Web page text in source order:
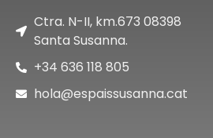
Ctra. N-II, km.673 08398
Santa Susanna.
+34 636 118 805
hola@espaissusanna.cat